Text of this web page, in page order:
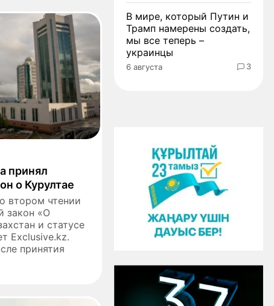
принял
о Курултае
втором чтении
закон «О
и статусе
Еxclusive.kz.
принятия
В мире, который Путин и
Трамп намерены создать,
мы все теперь –
украинцы
6 августа 3